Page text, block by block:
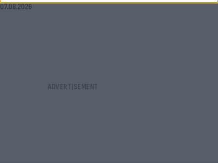
07.08.2026